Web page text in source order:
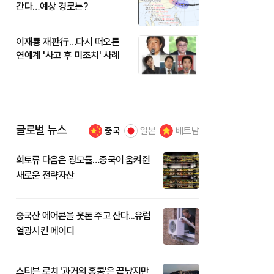
간다…예상 경로는?
이재룡 재판行…다시 떠오른
연예계 '사고 후 미조치' 사례
글로벌 뉴스 중국 일본 베트남
희토류 다음은 광모듈…중국이 움켜쥔
새로운 전략자산
중국산 에어콘을 웃돈 주고 산다...유럽
열광시킨 메이디
스티븐 로치 '과거의 홍콩'은 끝났지만